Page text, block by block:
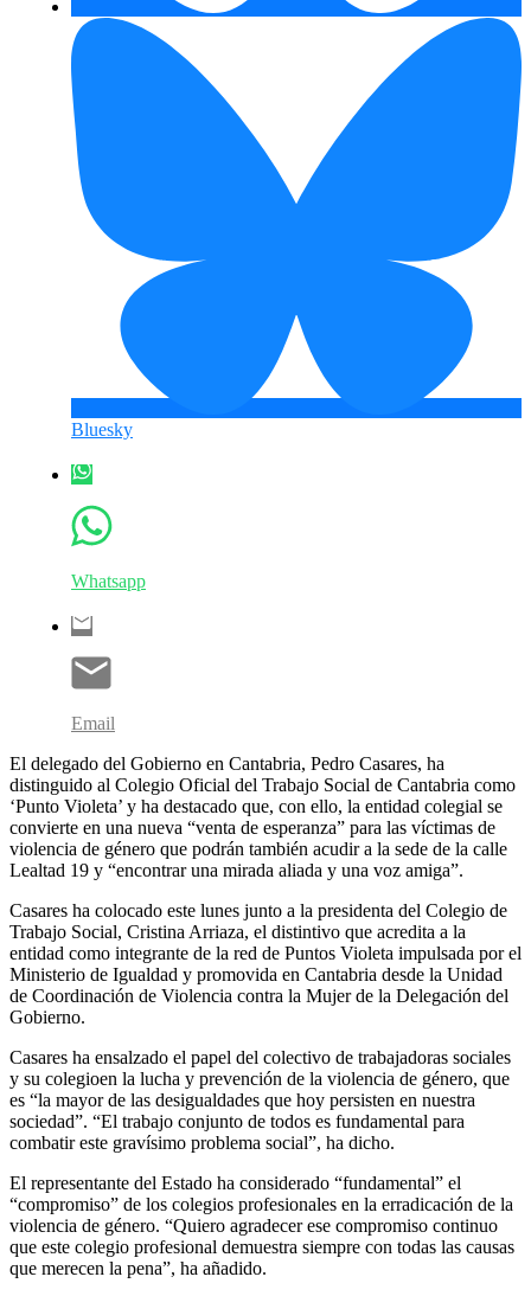
Bluesky
Whatsapp
Email
El delegado del Gobierno en Cantabria, Pedro Casares, ha
distinguido al Colegio Oficial del Trabajo Social de Cantabria como
‘Punto Violeta’ y ha destacado que, con ello, la entidad colegial se
convierte en una nueva “venta de esperanza” para las víctimas de
violencia de género que podrán también acudir a la sede de la calle
Lealtad 19 y “encontrar una mirada aliada y una voz amiga”.
Casares ha colocado este lunes junto a la presidenta del Colegio de
Trabajo Social, Cristina Arriaza, el distintivo que acredita a la
entidad como integrante de la red de Puntos Violeta impulsada por el
Ministerio de Igualdad y promovida en Cantabria desde la Unidad
de Coordinación de Violencia contra la Mujer de la Delegación del
Gobierno.
Casares ha ensalzado el papel del colectivo de trabajadoras sociales
y su colegioen la lucha y prevención de la violencia de género, que
es “la mayor de las desigualdades que hoy persisten en nuestra
sociedad”. “El trabajo conjunto de todos es fundamental para
combatir este gravísimo problema social”, ha dicho.
El representante del Estado ha considerado “fundamental” el
“compromiso” de los colegios profesionales en la erradicación de la
violencia de género. “Quiero agradecer ese compromiso continuo
que este colegio profesional demuestra siempre con todas las causas
que merecen la pena”, ha añadido.